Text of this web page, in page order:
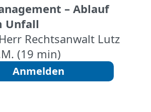
– Ablauf
Unfall
Rechtsanwalt Lutz
(19 min)